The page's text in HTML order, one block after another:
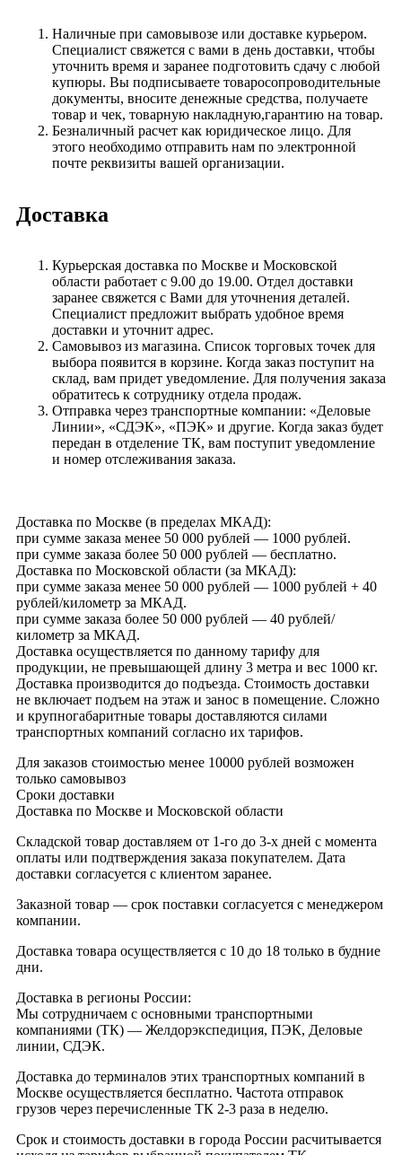
Наличные при самовывозе или доставке курьером.
Специалист свяжется с вами в день доставки, чтобы
уточнить время и заранее подготовить сдачу с любой
купюры. Вы подписываете товаросопроводительные
документы, вносите денежные средства, получаете
товар и чек, товарную накладную,гарантию на товар.
Безналичный расчет как юридическое лицо. Для
этого необходимо отправить нам по электронной
почте реквизиты вашей организации.
Доставка
Курьерская доставка по Москве и Московской
области работает с 9.00 до 19.00. Отдел доставки
заранее свяжется с Вами для уточнения деталей.
Специалист предложит выбрать удобное время
доставки и уточнит адрес.
Самовывоз из магазина. Список торговых точек для
выбора появится в корзине. Когда заказ поступит на
склад, вам придет уведомление. Для получения заказа
обратитесь к сотруднику отдела продаж.
Отправка через транспортные компании: «Деловые
Линии», «СДЭК», «ПЭК» и другие. Когда заказ будет
передан в отделение ТК, вам поступит уведомление
и номер отслеживания заказа.
Доставка по Москве (в пределах МКАД):
при сумме заказа менее 50 000 рублей — 1000 рублей.
при сумме заказа более 50 000 рублей — бесплатно.
Доставка по Московской области (за МКАД):
при сумме заказа менее 50 000 рублей — 1000 рублей + 40
рублей/километр за МКАД.
при сумме заказа более 50 000 рублей — 40 рублей/
километр за МКАД.
Доставка осуществляется по данному тарифу для
продукции, не превышающей длину 3 метра и вес 1000 кг.
Доставка производится до подъезда. Стоимость доставки
не включает подъем на этаж и занос в помещение. Сложно
и крупногабаритные товары доставляются силами
транспортных компаний согласно их тарифов.
Для заказов стоимостью менее 10000 рублей возможен
только самовывоз
Сроки доставки
Доставка по Москве и Московской области
Складской товар доставляем от 1-го до 3-х дней с момента
оплаты или подтверждения заказа покупателем. Дата
доставки согласуется с клиентом заранее.
Заказной товар — срок поставки согласуется с менеджером
компании.
Доставка товара осуществляется с 10 до 18 только в будние
дни.
Доставка в регионы России:
Мы сотрудничаем с основными транспортными
компаниями (ТК) — Желдорэкспедиция, ПЭК, Деловые
линии, СДЭК.
Доставка до терминалов этих транспортных компаний в
Москве осуществляется бесплатно. Частота отправок
грузов через перечисленные ТК 2-3 раза в неделю.
Срок и стоимость доставки в города России расчитывается